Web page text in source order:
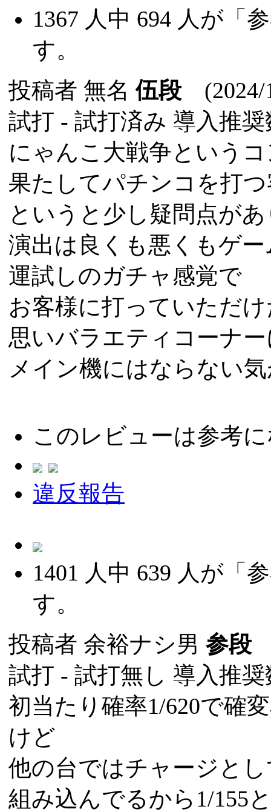
1367 人中 694 人が「
す。
投稿者 無名 伍段 (2024/
試打 - 試打済み 導入推
にゃんこ大戦争という
果たしてパチンコを打
というと少し疑問点が
演出は良くも悪くもゲ
運試しのガチャ感覚で
お客様に打っていただ
思いバラエティコーナ
メイン機にはならない
このレビューは参考
違反報告
1401 人中 639 人が「
す。
投稿者 余裕ナシ男 参段
試打 - 試打無し 導入推
初当たり確率1/620で確
けど
他の台ではチャージと
組み込んでるから1/155